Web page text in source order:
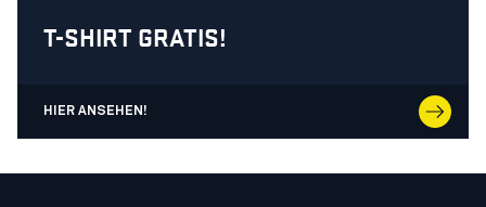
T-SHIRT GRATIS!
HIER ANSEHEN!